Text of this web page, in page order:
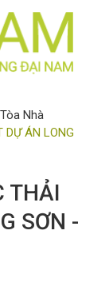
Nhà
DỰ ÁN LONG
THẢI
SƠN -